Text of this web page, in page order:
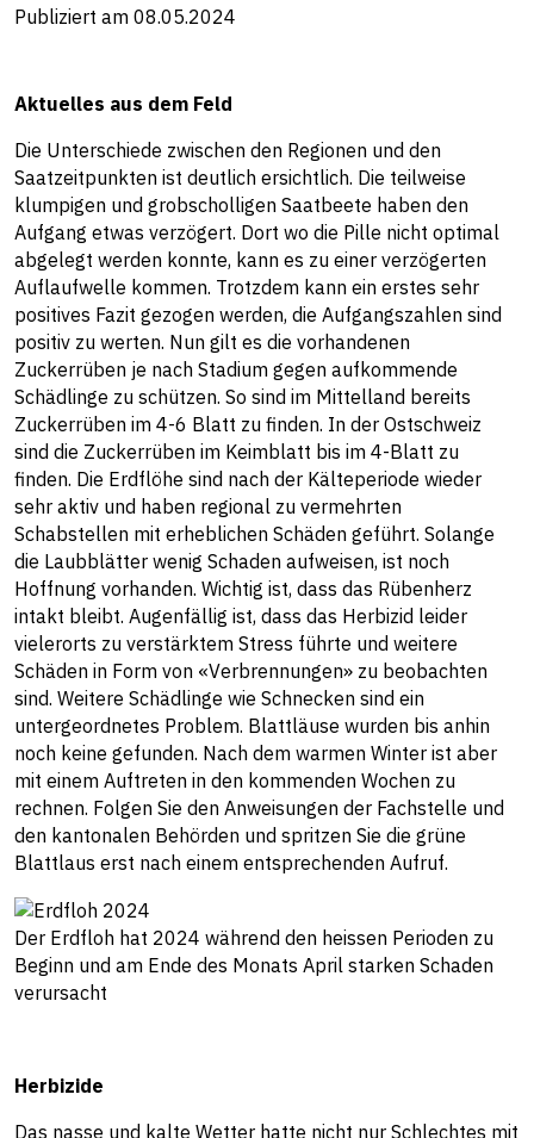
Publiziert am 08.05.2024
Aktuelles aus dem Feld
Die Unterschiede zwischen den Regionen und den
Saatzeitpunkten ist deutlich ersichtlich. Die teilweise
klumpigen und grobscholligen Saatbeete haben den
Aufgang etwas verzögert. Dort wo die Pille nicht optimal
abgelegt werden konnte, kann es zu einer verzögerten
Auflaufwelle kommen. Trotzdem kann ein erstes sehr
positives Fazit gezogen werden, die Aufgangszahlen sind
positiv zu werten. Nun gilt es die vorhandenen
Zuckerrüben je nach Stadium gegen aufkommende
Schädlinge zu schützen. So sind im Mittelland bereits
Zuckerrüben im 4-6 Blatt zu finden. In der Ostschweiz
sind die Zuckerrüben im Keimblatt bis im 4-Blatt zu
finden. Die Erdflöhe sind nach der Kälteperiode wieder
sehr aktiv und haben regional zu vermehrten
Schabstellen mit erheblichen Schäden geführt. Solange
die Laubblätter wenig Schaden aufweisen, ist noch
Hoffnung vorhanden. Wichtig ist, dass das Rübenherz
intakt bleibt. Augenfällig ist, dass das Herbizid leider
vielerorts zu verstärktem Stress führte und weitere
Schäden in Form von «Verbrennungen» zu beobachten
sind. Weitere Schädlinge wie Schnecken sind ein
untergeordnetes Problem. Blattläuse wurden bis anhin
noch keine gefunden. Nach dem warmen Winter ist aber
mit einem Auftreten in den kommenden Wochen zu
rechnen. Folgen Sie den Anweisungen der Fachstelle und
den kantonalen Behörden und spritzen Sie die grüne
Blattlaus erst nach einem entsprechenden Aufruf.
Der Erdfloh hat 2024 während den heissen Perioden zu
Beginn und am Ende des Monats April starken Schaden
verursacht
Herbizide
Das nasse und kalte Wetter hatte nicht nur Schlechtes mit